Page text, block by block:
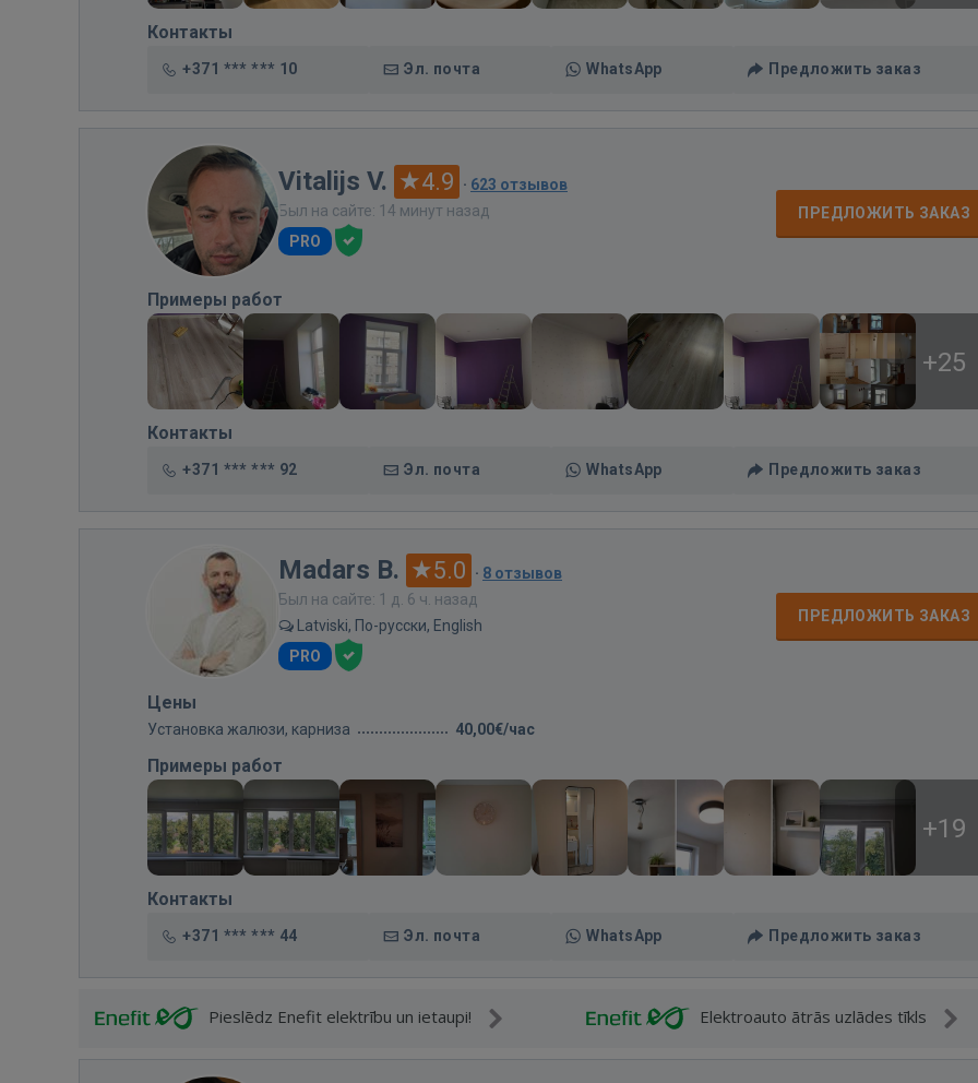
Контакты
+371 *** *** 10 Эл. почта WhatsApp Предложить заказ
Vitalijs V. 4.9 · 623 отзывов
Был на сайте: 14 минут назад
PRO
ПРЕДЛОЖИТЬ ЗАКАЗ
Примеры работ
+25
Контакты
+371 *** *** 92 Эл. почта WhatsApp Предложить заказ
Madars B. 5.0 · 8 отзывов
Был на сайте: 1 д. 6 ч. назад
Latviski, По-русски, English
PRO
ПРЕДЛОЖИТЬ ЗАКАЗ
Цены
Установка жалюзи, карниза 40,00€/час
Примеры работ
+19
Контакты
+371 *** *** 44 Эл. почта WhatsApp Предложить заказ
Pieslēdz Enefit elektrību un ietaupi! Elektroauto ātrās uzlādes tīkls